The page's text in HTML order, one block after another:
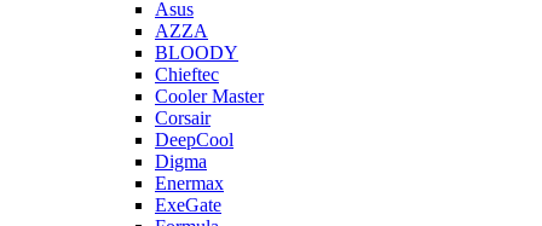
Asus
AZZA
BLOODY
Chieftec
Cooler Master
Corsair
DeepCool
Digma
Enermax
ExeGate